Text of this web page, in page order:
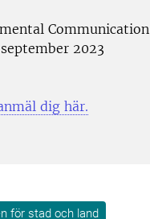
Communication
2023
dig här.
för stad och land